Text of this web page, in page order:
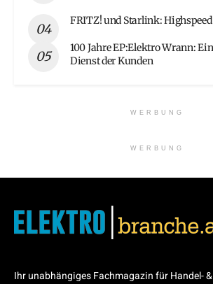
FRITZ! und Starlink:
100 Jahre EP:Elektro Wrann:
Dienst der Kunden
WERBUNG
WERBUNG
Ihr unabhängiges Fachmagazin für Handel-